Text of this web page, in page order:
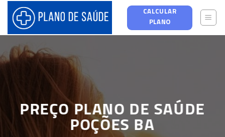
content
CALCULAR
PLANO
PREÇO PLANO DE SAÚDE
POÇÕES BA